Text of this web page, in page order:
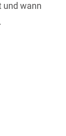
und wann